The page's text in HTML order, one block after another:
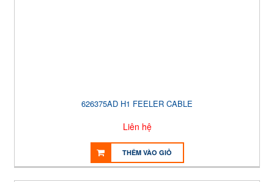
626375AD H1 FEELER CABLE
Liên hệ
THÊM VÀO GIỎ